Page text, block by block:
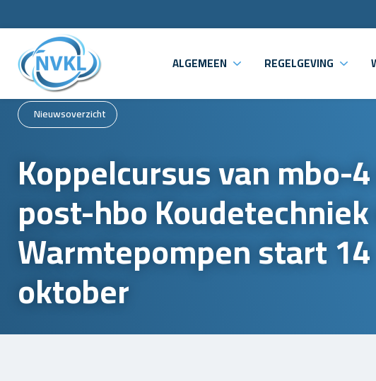
ALGEMEEN REGELGEVING
Nieuwsoverzicht
Koppelcursus van mbo-
post-hbo
Warmtepompen start 14
oktober